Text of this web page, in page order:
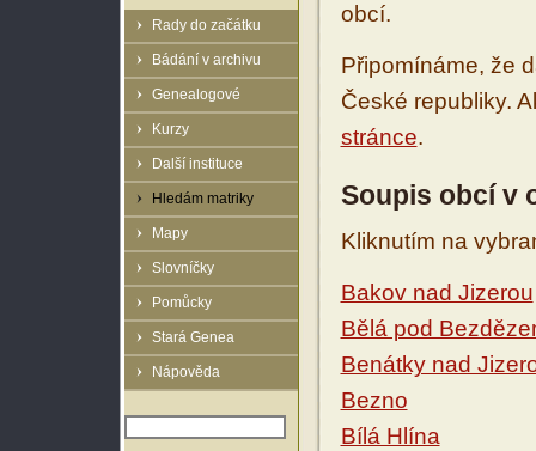
Rady do začátku
Bádání v archivu
Genealogové
Kurzy
Další instituce
Hledám matriky
Mapy
Slovníčky
Pomůcky
Stará Genea
Nápověda
obcí.
Připomínáme, že
České republiky.
stránce.
Soupis obcí v
Kliknutím na
Bakov nad Jizerou
Bělá pod
Benátky nad
Bezno
Bílá Hlína